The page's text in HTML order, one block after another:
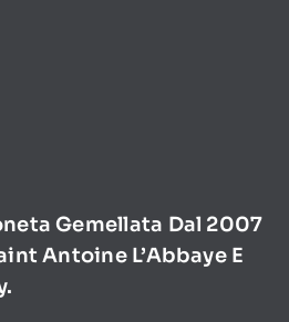
Gemellata Dal 2007
Antoine L’Abbaye E